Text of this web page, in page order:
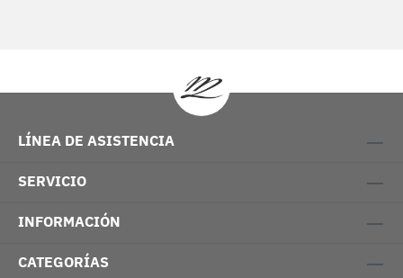
LÍNEA DE ASISTENCIA
SERVICIO
INFORMACIÓN
CATEGORÍAS